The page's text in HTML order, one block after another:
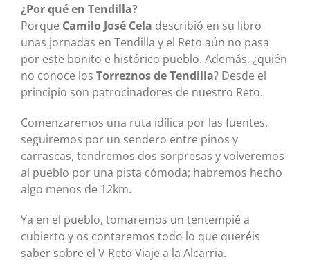
¿Por qué en Tendilla?
Porque Camilo José Cela describió en su libro
unas jornadas en Tendilla y el Reto aún no pasa
por este bonito e histórico pueblo. Además, ¿quién
no conoce los Torreznos de Tendilla? Desde el
principio son patrocinadores de nuestro Reto.
Comenzaremos una ruta idílica por las fuentes,
seguiremos por un sendero entre pinos y
carrascas, tendremos dos sorpresas y volveremos
al pueblo por una pista cómoda; habremos hecho
algo menos de 12km.
Ya en el pueblo, tomaremos un tentempié a
cubierto y os contaremos todo lo que queréis
saber sobre el V Reto Viaje a la Alcarria.